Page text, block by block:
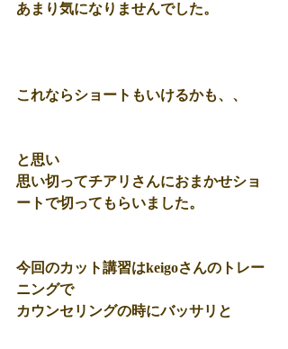
あまり気になりませんでした。
これならショートもいけるかも、、
と思い
思い切ってチアリさんにおまかせショ
ートで切ってもらいました。
今回のカット講習はkeigoさんのトレー
ニングで
カウンセリングの時にバッサリと